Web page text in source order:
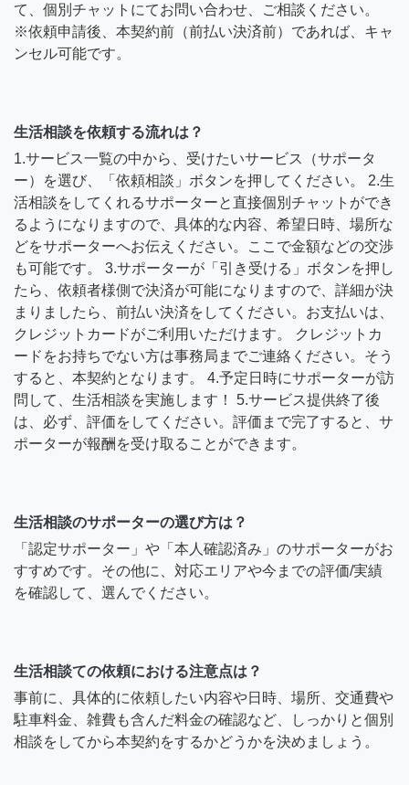
て、個別チャットにてお問い合わせ、ご相談ください。
※依頼申請後、本契約前（前払い決済前）であれば、キャ
ンセル可能です。
生活相談を依頼する流れは？
1.サービス一覧の中から、受けたいサービス（サポータ
ー）を選び、「依頼相談」ボタンを押してください。 2.生
活相談をしてくれるサポーターと直接個別チャットができ
るようになりますので、具体的な内容、希望日時、場所な
どをサポーターへお伝えください。ここで金額などの交渉
も可能です。 3.サポーターが「引き受ける」ボタンを押し
たら、依頼者様側で決済が可能になりますので、詳細が決
まりましたら、前払い決済をしてください。お支払いは、
クレジットカードがご利用いただけます。 クレジットカ
ードをお持ちでない方は事務局までご連絡ください。そう
すると、本契約となります。 4.予定日時にサポーターが訪
問して、生活相談を実施します！ 5.サービス提供終了後
は、必ず、評価をしてください。評価まで完了すると、サ
ポーターが報酬を受け取ることができます。
生活相談のサポーターの選び方は？
「認定サポーター」や「本人確認済み」のサポーターがお
すすめです。その他に、対応エリアや今までの評価/実績
を確認して、選んでください。
生活相談ての依頼における注意点は？
事前に、具体的に依頼したい内容や日時、場所、交通費や
駐車料金、雑費も含んだ料金の確認など、しっかりと個別
相談をしてから本契約をするかどうかを決めましょう。